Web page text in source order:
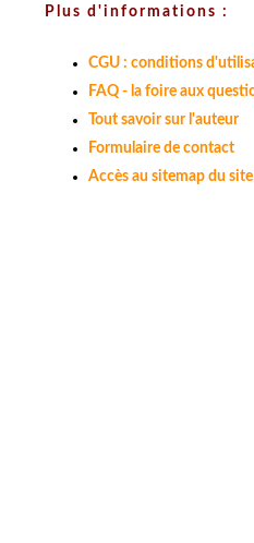
Plus d'informations :
CGU : conditions
FAQ - la foire aux
Tout savoir sur l'auteur
Formulaire de contact
Accès au sitemap du site